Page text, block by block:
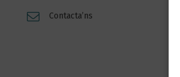
Contacta’ns